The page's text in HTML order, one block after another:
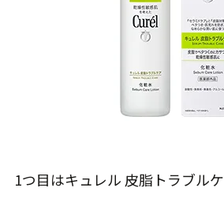
1つ目はキュレル 皮脂トラブルケ